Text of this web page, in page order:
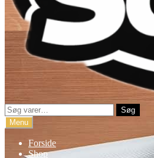
Søg
efter:
Søg
Menu
Forside
Shop